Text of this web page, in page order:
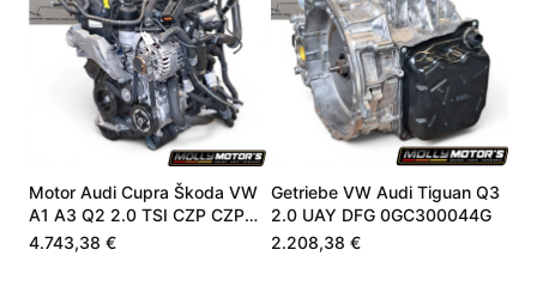
Motor Audi Cupra Škoda VW
A1 A3 Q2 2.0 TSI CZP CZPA
06K100040B
4.743,38 €
Getriebe VW Audi Tiguan Q3
2.0 UAY DFG 0GC300044G
2.208,38 €